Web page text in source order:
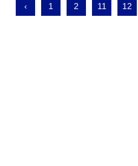
‹ 1 2 11 12